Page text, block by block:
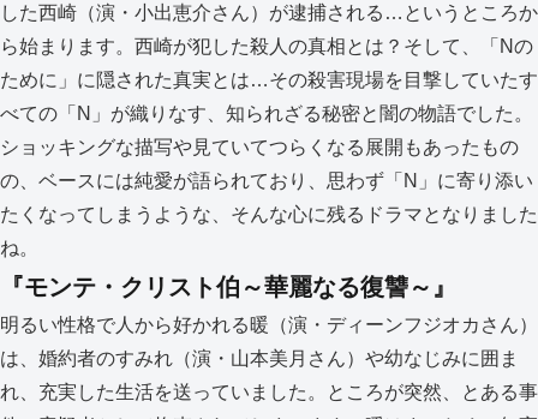
した西崎（演・小出恵介さん）が逮捕される…というところか
ら始まります。西崎が犯した殺人の真相とは？そして、「Nの
ために」に隠された真実とは…その殺害現場を目撃していたす
べての「N」が織りなす、知られざる秘密と闇の物語でした。
ショッキングな描写や見ていてつらくなる展開もあったもの
の、ベースには純愛が語られており、思わず「N」に寄り添い
たくなってしまうような、そんな心に残るドラマとなりました
ね。
『モンテ・クリスト伯～華麗なる復讐～』
明るい性格で人から好かれる暖（演・ディーンフジオカさん）
は、婚約者のすみれ（演・山本美月さん）や幼なじみに囲ま
れ、充実した生活を送っていました。ところが突然、とある事